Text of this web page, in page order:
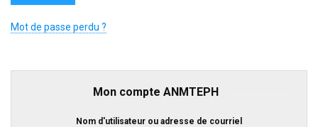
Mot de passe perdu ?
Mon compte ANMTEPH
Nom d'utilisateur ou adresse de courriel